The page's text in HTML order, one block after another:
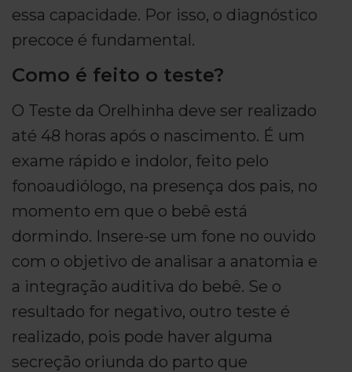
essa capacidade. Por isso, o diagnóstico
precoce é fundamental.
Como é feito o teste?
O Teste da Orelhinha deve ser realizado
até 48 horas após o nascimento. É um
exame rápido e indolor, feito pelo
fonoaudiólogo, na presença dos pais, no
momento em que o bebê está
dormindo. Insere-se um fone no ouvido
com o objetivo de analisar a anatomia e
a integração auditiva do bebê. Se o
resultado for negativo, outro teste é
realizado, pois pode haver alguma
secreção oriunda do parto que